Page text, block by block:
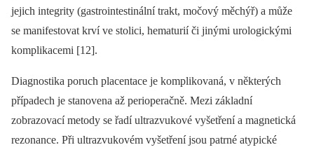
jejich integrity (gastrointestinální trakt, močový měchýř) a může
se manifestovat krví ve stolici, hematurií či jinými urologickými
komplikacemi [12].
Diagnostika poruch placentace je komplikovaná, v některých
případech je stanovena až perioperačně. Mezi základní
zobrazovací metody se řadí ultrazvukové vyšetření a magnetická
rezonance. Při ultrazvukovém vyšetření jsou patrné atypické